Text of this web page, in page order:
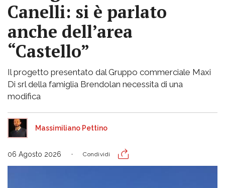
Canelli: si è parlato
anche dell’area
“Castello”
Il progetto presentato dal Gruppo commerciale Maxi
Di srl della famiglia Brendolan necessita di una
modifica
Massimiliano Pettino
06 Agosto 2026 Condividi